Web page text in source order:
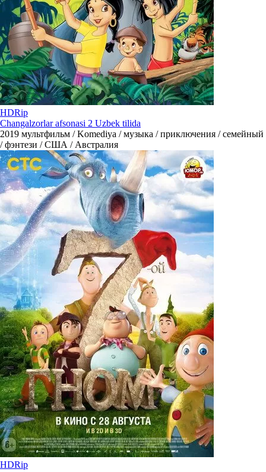
HDRip
Changalzorlar afsonasi 2 Uzbek tilida
2019 мультфильм / Komediya / музыка / приключения / семейный
/ фэнтези / США / Австралия
HDRip